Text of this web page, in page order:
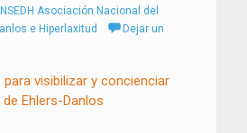
Asociación Nacional del
e Hiperlaxitud
Dejar un